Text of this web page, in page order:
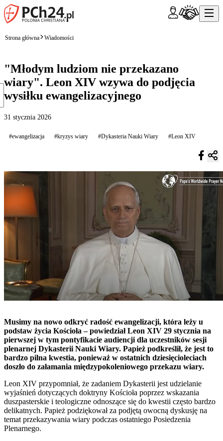
Strona główna Wiadomości
"Młodym ludziom nie przekazano
wiary". Leon XIV wzywa do podjęcia
wysiłku ewangelizacyjnego
31 stycznia 2026
#ewangelizacja #kryzys wiary #Dykasteria Nauki Wiary #Leon XIV
Musimy na nowo odkryć radość ewangelizacji, która leży u
podstaw życia Kościoła – powiedział Leon XIV 29 stycznia na
pierwszej w tym pontyfikacie audiencji dla uczestników sesji
plenarnej Dykasterii Nauki Wiary. Papież podkreślił, że jest to
bardzo pilna kwestia, ponieważ w ostatnich dziesięcioleciach
doszło do załamania międzypokoleniowego przekazu wiary.
Leon XIV przypomniał, że zadaniem Dykasterii jest udzielanie
wyjaśnień dotyczących doktryny Kościoła poprzez wskazania
duszpasterskie i teologiczne odnoszące się do kwestii często bardzo
delikatnych. Papież podziękował za podjętą owocną dyskusję na
temat przekazywania wiary podczas ostatniego Posiedzenia
Plenarnego.